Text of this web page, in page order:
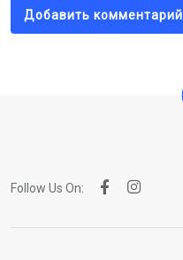
Добавить комментарий
Follow Us On: